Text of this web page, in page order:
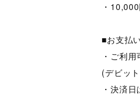
・
■お支払
・ご利
(デビッ
・決済